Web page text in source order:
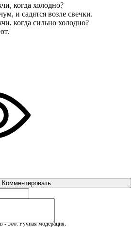
когда холодно?
и садятся возле свечки.
когда сильно холодно?
Комментировать
- 500. Ручная модерация.